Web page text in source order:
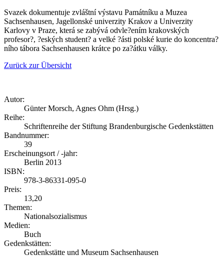
Svazek dokumentuje zvláštní výstavu Památníku a Muzea
Sachsenhausen, Jagellonské univerzity Krakov a Univerzity
Karlovy v Praze, která se zabývá odvle?ením krakovských
profesor?, ?eských student? a velké ?ásti polské kurie do koncentra?
ního tábora Sachsenhausen krátce po za?átku války.
Zurück zur Übersicht
Autor:
Günter Morsch, Agnes Ohm (Hrsg.)
Reihe:
Schriftenreihe der Stiftung Brandenburgische Gedenkstätten
Bandnummer:
39
Erscheinungsort / -jahr:
Berlin 2013
ISBN:
978-3-86331-095-0
Preis:
13,20
Themen:
Nationalsozialismus
Medien:
Buch
Gedenkstätten:
Gedenkstätte und Museum Sachsenhausen